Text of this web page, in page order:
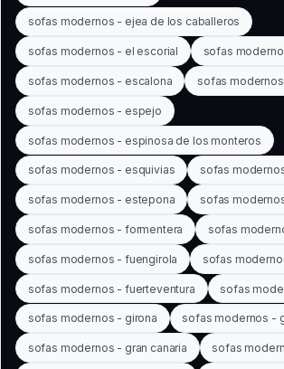
sofas modernos - ejea de los caballeros
sofas modernos - el escorial sofas
sofas modernos - escalona sofas
sofas modernos - espejo
sofas modernos - espinosa de los monteros
sofas modernos - esquivias sofas
sofas modernos - estepona sofas
sofas modernos - formentera sofas
sofas modernos - fuengirola sofas
sofas modernos - fuerteventura sofas
sofas modernos - girona sofas modernos -
sofas modernos - gran canaria sofas